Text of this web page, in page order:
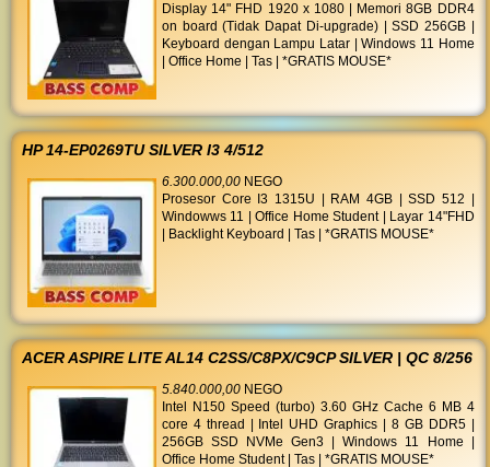
Display 14" FHD 1920 x 1080 | Memori 8GB DDR4
on board (Tidak Dapat Di-upgrade) | SSD 256GB |
Keyboard dengan Lampu Latar | Windows 11 Home
| Office Home | Tas | *GRATIS MOUSE*
HP 14-EP0269TU SILVER I3 4/512
6.300.000,00 NEGO
Prosesor Core I3 1315U | RAM 4GB | SSD 512 |
Windowws 11 | Office Home Student | Layar 14"FHD
| Backlight Keyboard | Tas | *GRATIS MOUSE*
ACER ASPIRE LITE AL14 C2SS/C8PX/C9CP SILVER | QC 8/256
5.840.000,00 NEGO
Intel N150 Speed (turbo) 3.60 GHz Cache 6 MB 4
core 4 thread | Intel UHD Graphics | 8 GB DDR5 |
256GB SSD NVMe Gen3 | Windows 11 Home |
Office Home Student | Tas | *GRATIS MOUSE*